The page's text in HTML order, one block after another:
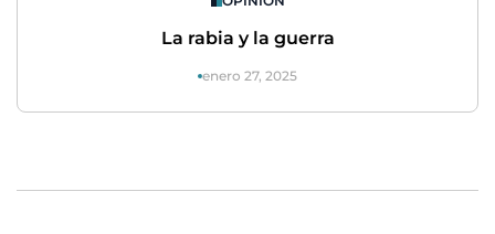
La rabia y la guerra
enero 27, 2025